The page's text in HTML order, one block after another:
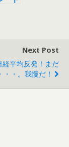
Next Post
経平均反発！まだ
・・。我慢だ！